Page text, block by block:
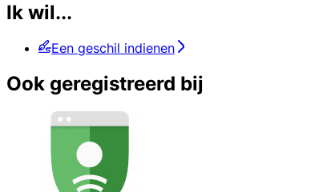
Ik wil...
Een geschil indienen
Ook geregistreerd bij